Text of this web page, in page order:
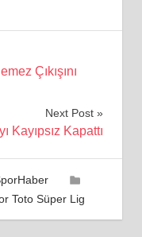
Çıkışını
Next Post
Kayıpsız Kapattı
Toto Süper Lig